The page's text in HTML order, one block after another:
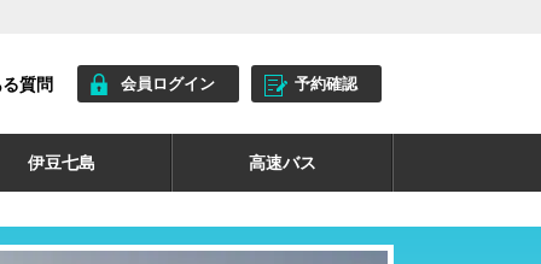
質問 会員ログイン 予約確認
伊豆七島 高速バス